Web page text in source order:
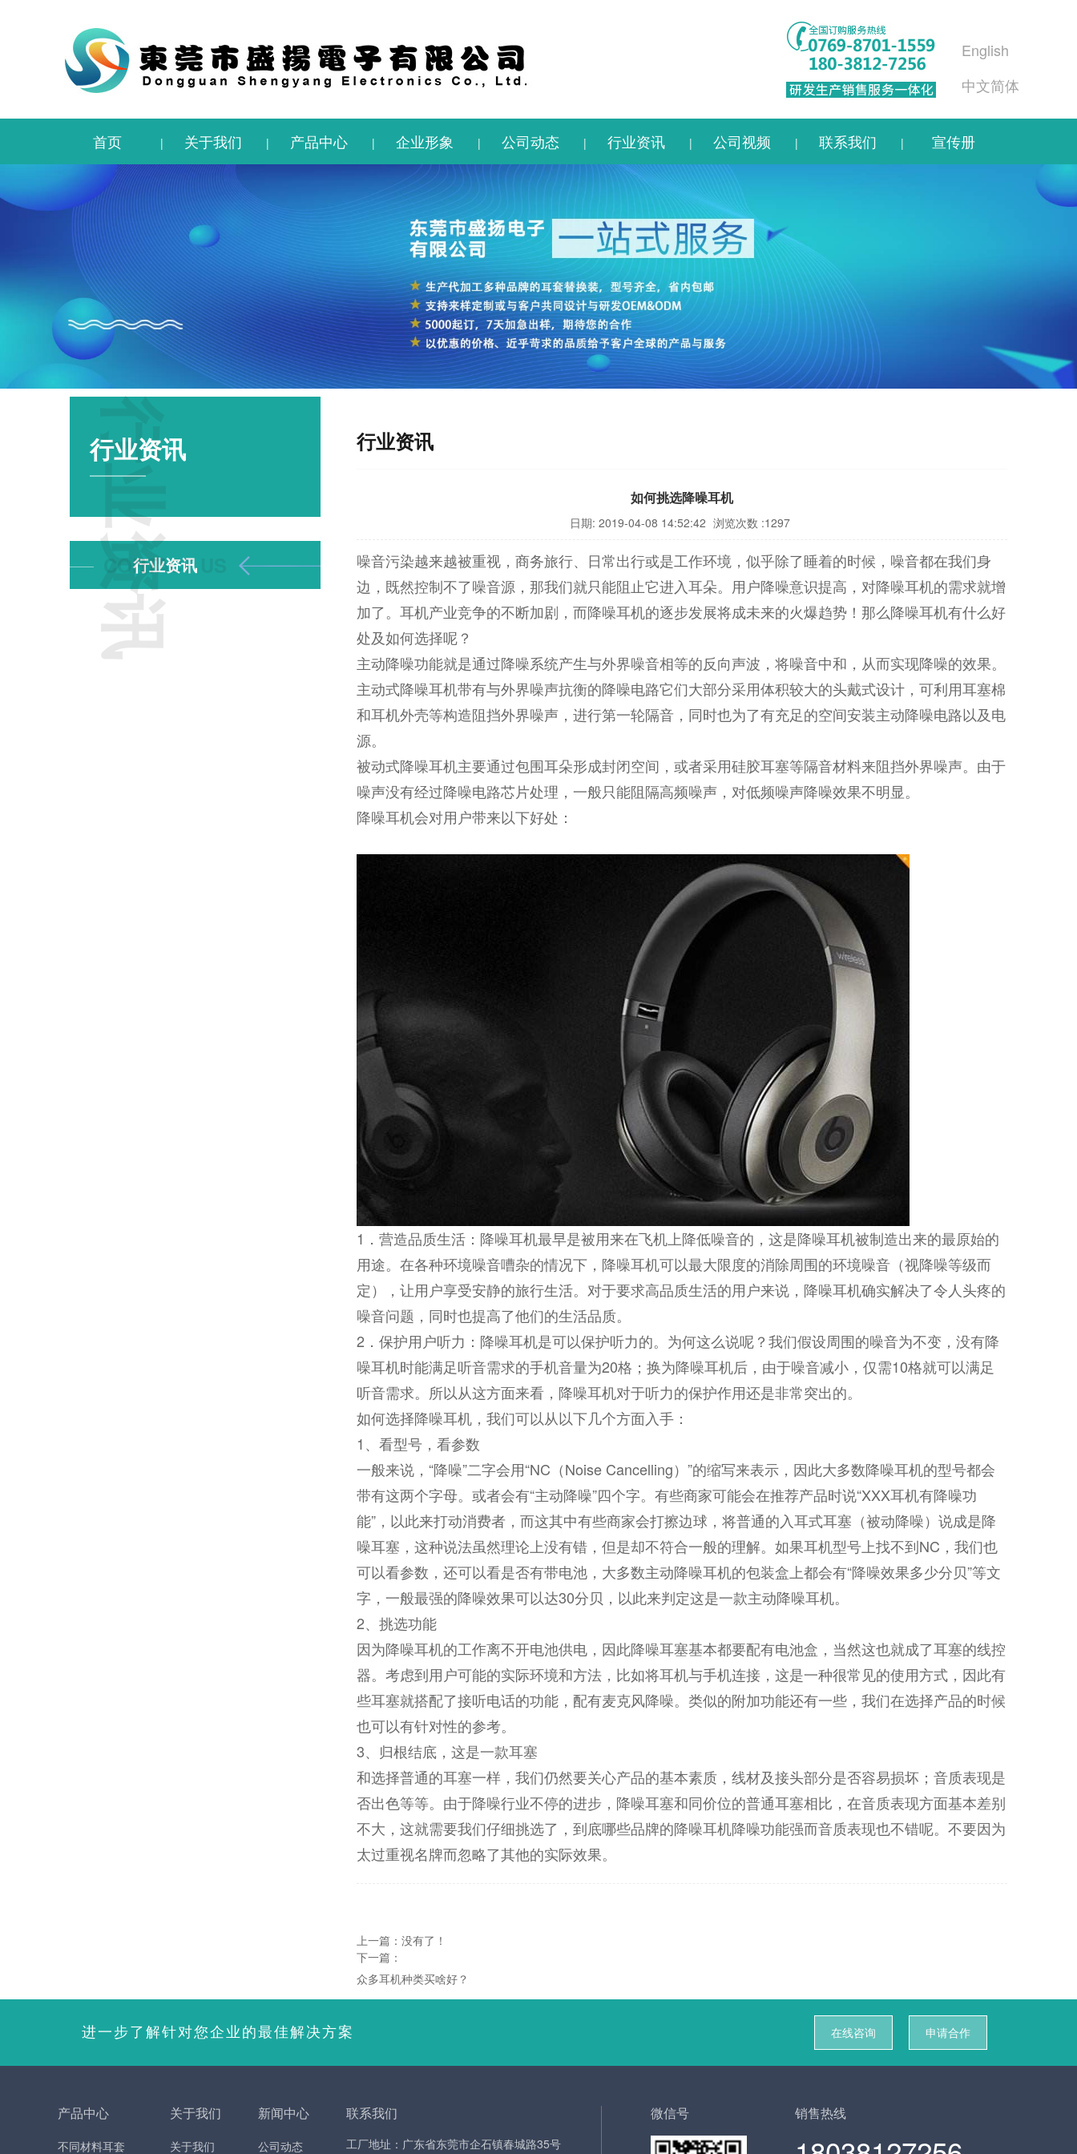
English
中文简体
首页 | 关于我们 | 产品中心 | 企业形象 | 公司动态 | 行业资讯 | 公司视频 | 联系我们 | 宣传册
行业资讯
行业资讯
行业资讯
行业资讯
如何挑选降噪耳机
日期: 2019-04-08 14:52:42 浏览次数 :1297
噪音污染越来越被重视，商务旅行、日常出行或是工作环境，似乎除了睡着的时候，噪音都在我们身
边，既然控制不了噪音源，那我们就只能阻止它进入耳朵。用户降噪意识提高，对降噪耳机的需求就增
加了。耳机产业竞争的不断加剧，而降噪耳机的逐步发展将成未来的火爆趋势！那么降噪耳机有什么好
处及如何选择呢？
主动降噪功能就是通过降噪系统产生与外界噪音相等的反向声波，将噪音中和，从而实现降噪的效果。
主动式降噪耳机带有与外界噪声抗衡的降噪电路它们大部分采用体积较大的头戴式设计，可利用耳塞棉
和耳机外壳等构造阻挡外界噪声，进行第一轮隔音，同时也为了有充足的空间安装主动降噪电路以及电
源。
被动式降噪耳机主要通过包围耳朵形成封闭空间，或者采用硅胶耳塞等隔音材料来阻挡外界噪声。由于
噪声没有经过降噪电路芯片处理，一般只能阻隔高频噪声，对低频噪声降噪效果不明显。
降噪耳机会对用户带来以下好处：
1．营造品质生活：降噪耳机最早是被用来在飞机上降低噪音的，这是降噪耳机被制造出来的最原始的
用途。在各种环境噪音嘈杂的情况下，降噪耳机可以最大限度的消除周围的环境噪音（视降噪等级而
定），让用户享受安静的旅行生活。对于要求高品质生活的用户来说，降噪耳机确实解决了令人头疼的
噪音问题，同时也提高了他们的生活品质。
2．保护用户听力：降噪耳机是可以保护听力的。为何这么说呢？我们假设周围的噪音为不变，没有降
噪耳机时能满足听音需求的手机音量为20格；换为降噪耳机后，由于噪音减小，仅需10格就可以满足
听音需求。所以从这方面来看，降噪耳机对于听力的保护作用还是非常突出的。
如何选择降噪耳机，我们可以从以下几个方面入手：
1、看型号，看参数
一般来说，“降噪”二字会用“NC（Noise Cancelling）”的缩写来表示，因此大多数降噪耳机的型号都会
带有这两个字母。或者会有“主动降噪”四个字。有些商家可能会在推荐产品时说“XXX耳机有降噪功
能”，以此来打动消费者，而这其中有些商家会打擦边球，将普通的入耳式耳塞（被动降噪）说成是降
噪耳塞，这种说法虽然理论上没有错，但是却不符合一般的理解。如果耳机型号上找不到NC，我们也
可以看参数，还可以看是否有带电池，大多数主动降噪耳机的包装盒上都会有“降噪效果多少分贝”等文
字，一般最强的降噪效果可以达30分贝，以此来判定这是一款主动降噪耳机。
2、挑选功能
因为降噪耳机的工作离不开电池供电，因此降噪耳塞基本都要配有电池盒，当然这也就成了耳塞的线控
器。考虑到用户可能的实际环境和方法，比如将耳机与手机连接，这是一种很常见的使用方式，因此有
些耳塞就搭配了接听电话的功能，配有麦克风降噪。类似的附加功能还有一些，我们在选择产品的时候
也可以有针对性的参考。
3、归根结底，这是一款耳塞
和选择普通的耳塞一样，我们仍然要关心产品的基本素质，线材及接头部分是否容易损坏；音质表现是
否出色等等。由于降噪行业不停的进步，降噪耳塞和同价位的普通耳塞相比，在音质表现方面基本差别
不大，这就需要我们仔细挑选了，到底哪些品牌的降噪耳机降噪功能强而音质表现也不错呢。不要因为
太过重视名牌而忽略了其他的实际效果。
上一篇：没有了！
下一篇：
众多耳机种类买啥好？
进一步了解针对您企业的最佳解决方案 在线咨询 申请合作
产品中心
不同材料耳套
关于我们
关于我们
新闻中心
公司动态
联系我们
工厂地址：广东省东莞市企石镇春城路35号
微信号 销售热线